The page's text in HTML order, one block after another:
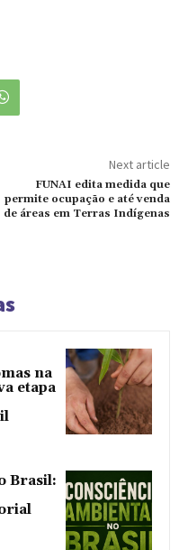
Next article
FUNAI edita medida que
permite ocupação e até venda
de áreas em Terras Indígenas
na
etapa
Brasil: